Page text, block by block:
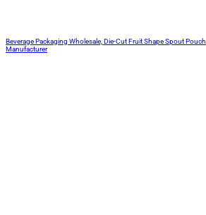
Beverage Packaging Wholesale, Die-Cut Fruit Shape Spout Pouch
Manufacturer